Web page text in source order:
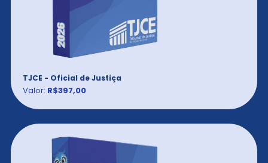
TJCE - Oficial de Justiça
Valor: R$397,00